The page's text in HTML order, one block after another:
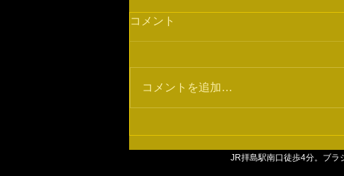
コメント
コメントを追加…
​JR拝島駅南口徒歩4分。ブラ